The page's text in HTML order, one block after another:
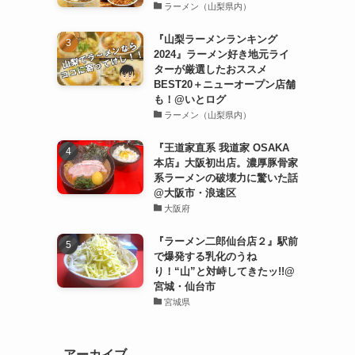
ラーメン（山梨県内）
『山梨ラーメンランキング
2024』ラーメン好き地元ライ
ターが厳選したおススメ
BEST20＋ニューオープン店舗
も！@いとログ
ラーメン（山梨県内）
『王道家直系 我道家 OSAKA
本店』大阪初出店。濃厚豚骨家
系ラーメンの破壊力に驚いた話
@大阪市・浪速区
大阪府
『ラーメン二郎仙台店２』駅前
で爆発する乳化のうね
り！“山”と対峙してきたッ!!@
宮城・仙台市
宮城県